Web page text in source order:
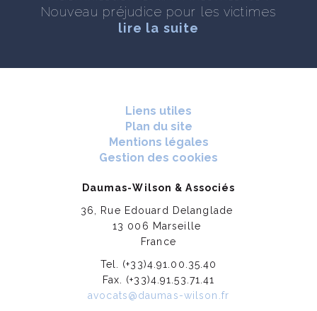
Nouveau préjudice pour les victimes
lire la suite
Liens utiles
Plan du site
Mentions légales
Gestion des cookies
Daumas-Wilson & Associés
36, Rue Edouard Delanglade
13 006 Marseille
France
Tel. (+33)4.91.00.35.40
Fax. (+33)4.91.53.71.41
avocats@daumas-wilson.fr